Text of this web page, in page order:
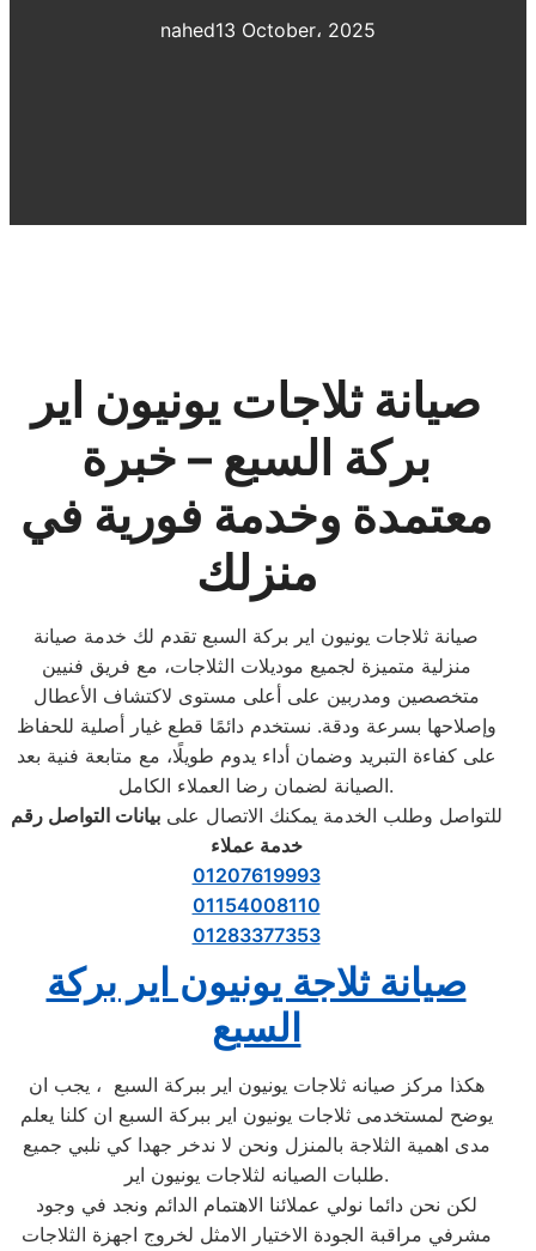
nahed13 October، 2025
صيانة ثلاجات يونيون اير
بركة السبع – خبرة
معتمدة وخدمة فورية في
منزلك
صيانة ثلاجات يونيون اير بركة السبع تقدم لك خدمة صيانة
منزلية متميزة لجميع موديلات الثلاجات، مع فريق فنيين
متخصصين ومدربين على أعلى مستوى لاكتشاف الأعطال
وإصلاحها بسرعة ودقة. نستخدم دائمًا قطع غيار أصلية للحفاظ
على كفاءة التبريد وضمان أداء يدوم طويلًا، مع متابعة فنية بعد
الصيانة لضمان رضا العملاء الكامل.
للتواصل وطلب الخدمة يمكنك الاتصال علىبيانات التواصل رقم
خدمة عملاء
01207619993
01154008110
01283377353
صيانة ثلاجة يونيون اير بركة
السبع
هكذا مركز صيانه ثلاجات يونيون اير ببركة السبع ، يجب ان
يوضح لمستخدمى ثلاجات يونيون اير ببركة السبع ان كلنا يعلم
مدى اهمية الثلاجة بالمنزل ونحن لا ندخر جهدا كي نلبي جميع
طلبات الصيانه لثلاجات يونيون اير.
لكن نحن دائما نولي عملائنا الاهتمام الدائم ونجد في وجود
مشرفي مراقبة الجودة الاختيار الامثل لخروج اجهزة الثلاجات